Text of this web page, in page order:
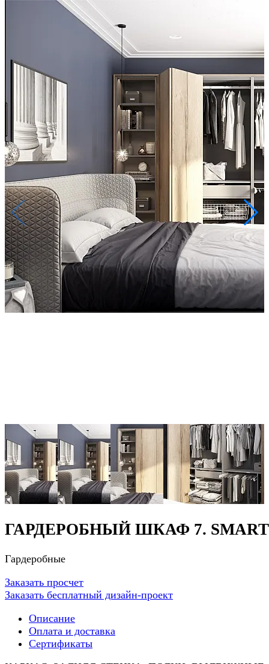
ГАРДЕРОБНЫЙ ШКАФ 7.
Гардеробные
Заказать просчет
Заказать бесплатный дизайн-проект
Описание
Оплата и доставка
Сертификаты